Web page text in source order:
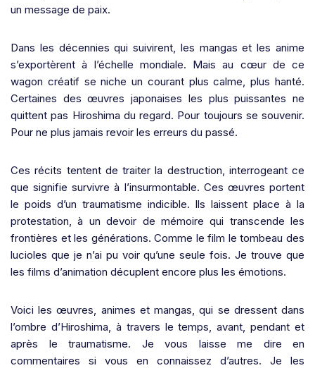
un message de paix.
Dans les décennies qui suivirent, les mangas et les anime
s’exportèrent à l’échelle mondiale. Mais au cœur de ce
wagon créatif se niche un courant plus calme, plus hanté.
Certaines des œuvres japonaises les plus puissantes ne
quittent pas Hiroshima du regard. Pour toujours se souvenir.
Pour ne plus jamais revoir les erreurs du passé.
Ces récits tentent de traiter la destruction, interrogeant ce
que signifie survivre à l’insurmontable. Ces œuvres portent
le poids d’un traumatisme indicible. Ils laissent place à la
protestation, à un devoir de mémoire qui transcende les
frontières et les générations. Comme le film le tombeau des
lucioles que je n’ai pu voir qu’une seule fois. Je trouve que
les films d’animation décuplent encore plus les émotions.
Voici les œuvres, animes et mangas, qui se dressent dans
l’ombre d’Hiroshima, à travers le temps, avant, pendant et
après le traumatisme. Je vous laisse me dire en
commentaires si vous en connaissez d’autres. Je les